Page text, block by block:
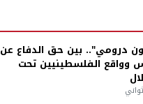
درومي".. بين حق الدفاع عن
وواقع الفلسطينيين تحت